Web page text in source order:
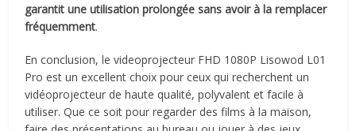
garantit une utilisation prolongée sans avoir à la remplacer
fréquemment.
En conclusion, le videoprojecteur FHD 1080P Lisowod L01
Pro est un excellent choix pour ceux qui recherchent un
vidéoprojecteur de haute qualité, polyvalent et facile à
utiliser. Que ce soit pour regarder des films à la maison,